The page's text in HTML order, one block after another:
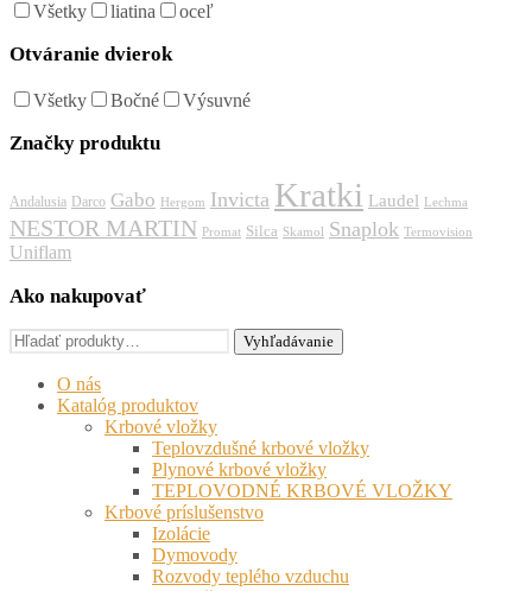
Všetky liatina oceľ
Otváranie dvierok
Všetky Bočné Výsuvné
Značky produktu
Andalusia Darco Gabo Hergom Invicta Kratki Laudel Lechma
NESTOR MARTIN Promat Silca Skamol Snaplok Termovision
Uniflam
Ako nakupovať
Hľadať: Vyhľadávanie
O nás
Katalóg produktov
Krbové vložky
Teplovzdušné krbové vložky
Plynové krbové vložky
TEPLOVODNÉ KRBOVÉ VLOŽKY
Krbové príslušenstvo
Izolácie
Dymovody
Rozvody teplého vzduchu